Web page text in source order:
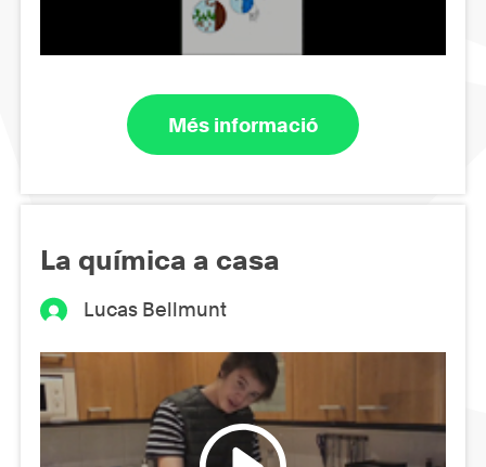
Més informació
La química a casa
Lucas Bellmunt